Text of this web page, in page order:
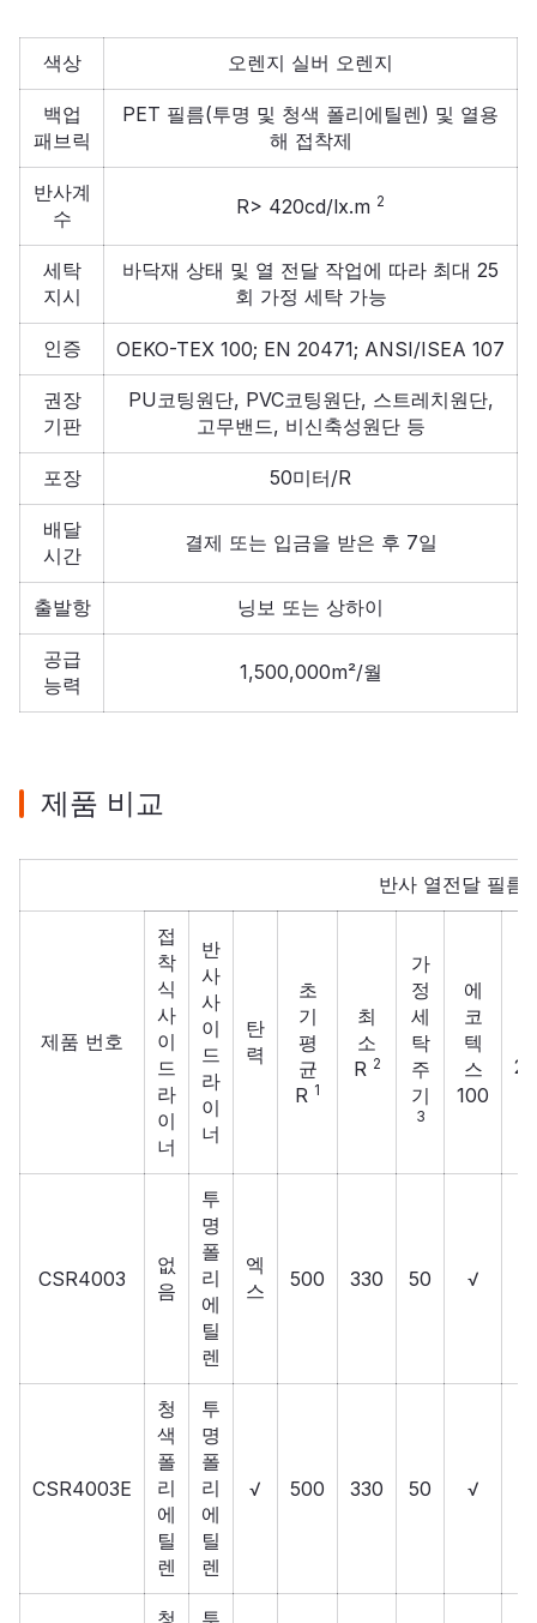
색상 오렌지 실버 오렌지
백업
패브릭
PET 필름(투명 및 청색 폴리에틸렌) 및 열용
해 접착제
반사계
수
R> 420cd/lx.m 2
세탁
지시
바닥재 상태 및 열 전달 작업에 따라 최대 25
회 가정 세탁 가능
인증 OEKO-TEX 100; EN 20471; ANSI/ISEA 107
권장
기판
PU코팅원단, PVC코팅원단, 스트레치원단,
고무밴드, 비신축성원단 등
포장 50미터/R
배달
시간
결제 또는 입금을 받은 후 7일
출발항 닝보 또는 상하이
공급
능력
1,500,000m²/월
제품 비교
반사 열전달 필름
제품 번호
접
착
식
사
이
드
라
이
너
반
사
사
이
드
라
이
너
탄
력
초
기
평
균
R 1
최
소
R 2
가
정
세
탁
주
기
3
에
코
텍
스
100
CSR4003
없
음
투
명
폴
리
에
틸
렌
엑
스
500 330 50 √
CSR4003E
청
색
폴
리
에
틸
렌
투
명
폴
리
에
틸
렌
√ 500 330 50 √
청 투